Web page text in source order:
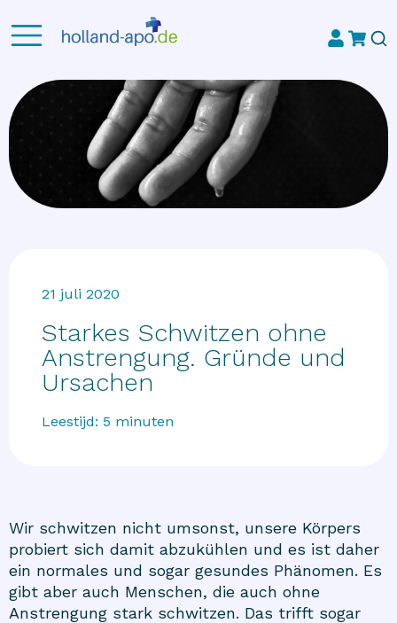
21 juli 2020
Starkes Schwitzen ohne
Anstrengung. Gründe und
Ursachen
Leestijd: 5 minuten
Wir schwitzen nicht umsonst, unsere Körpers
probiert sich damit abzukühlen und es ist daher
ein normales und sogar gesundes Phänomen. Es
gibt aber auch Menschen, die auch ohne
Anstrengung stark schwitzen. Das trifft sogar